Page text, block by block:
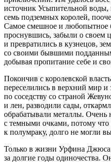
источник Усыпительной
семь подземных королей,
Самое смешное и любопытное
проснувшись, забыли о своем
и превратились в кузнецов,
со своими бывшими
добывая пропитание себе и
Покончив с королевской
переселились в верхний мир
по соседству со страной
и лен, разводили сады,
обрабатывали металлы. Очень
с темными очками, потому
к полумраку, долго не могли
Только в жизни Урфина Джюса
за долгие годы одиночества.